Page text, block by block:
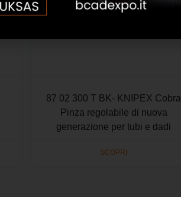
87 02 300 T BK- KNIPEX Cobra
Pinza regolabile di nuova
generazione per tubi e dadi
SCOPRI